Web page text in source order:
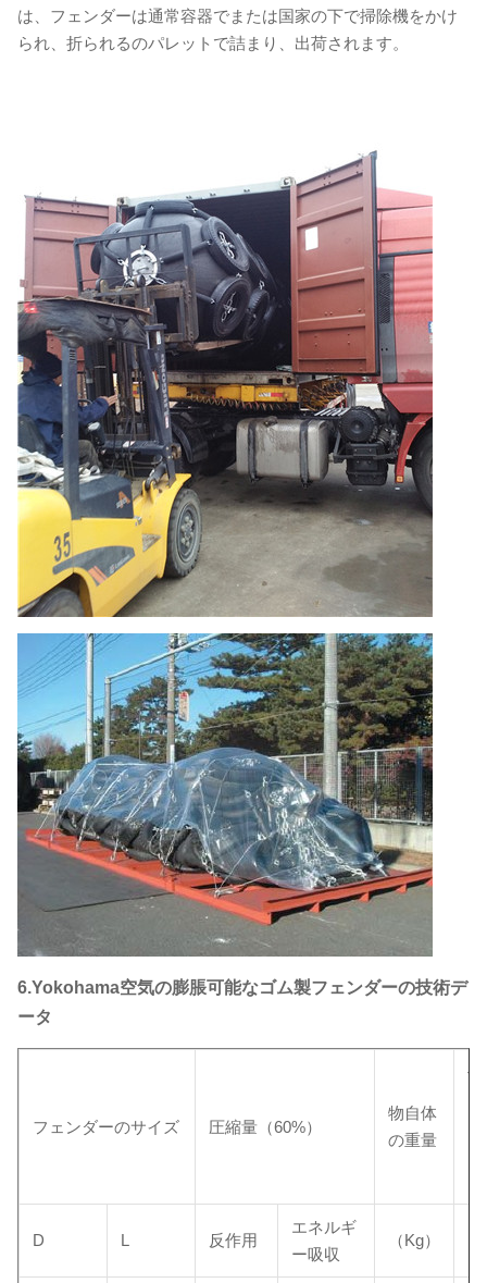
は、フェンダーは通常容器でまたは国家の下で掃除機をかけ
られ、折られるのパレットで詰まり、出荷されます。
6.Yokohama空気の膨脹可能なゴム製フェンダーの技術デ
ータ
フェンダーのサイズ 圧縮量（60%）
物自体
の重量
保
D L 反作用
エネルギ
ー吸収
（Kg）